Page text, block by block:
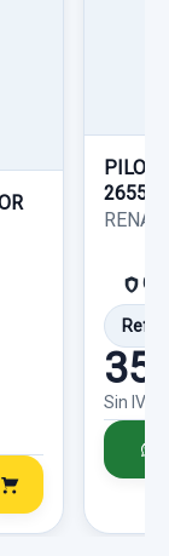
Ref:
Sin IVA,